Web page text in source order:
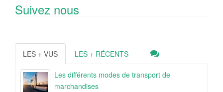
Suivez nous
LES + VUS LES + RÉCENTS
Les différents modes de transport de
marchandises